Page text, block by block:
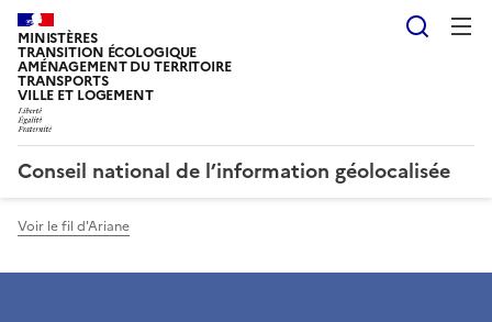
MINISTÈRES
TRANSITION ÉCOLOGIQUE
AMÉNAGEMENT DU TERRITOIRE
TRANSPORTS
VILLE ET LOGEMENT
Conseil national de l’information géolocalisée
Voir le fil d'Ariane